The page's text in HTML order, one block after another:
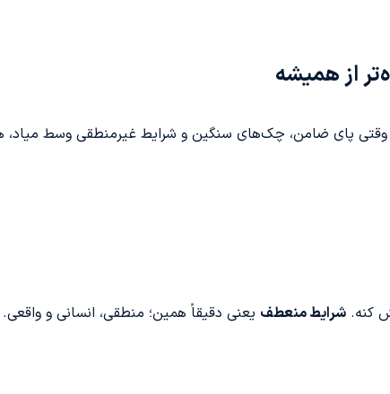
از همیشه
وقتی پای ضامن، چک‌های سنگین و شرایط غیرمنطقی وسط
کنه. شرایط منعطف یعنی دقیقاً همین؛ منطقی، انسانی و واقعی.